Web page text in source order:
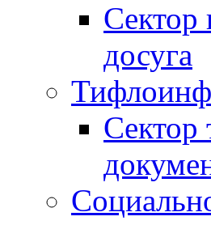
Сектор
досуга
Сектор